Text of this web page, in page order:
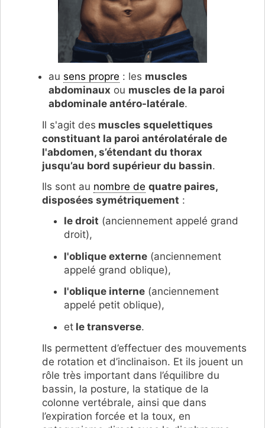
au sens propre : les muscles
abdominaux ou muscles de la paroi
abdominale antéro-latérale.
Il s'agit des muscles squelettiques
constituant la paroi antérolatérale de
l'abdomen, s’étendant du thorax
jusqu’au bord supérieur du bassin.
Ils sont au nombre de quatre paires,
disposées symétriquement :
le droit (anciennement appelé grand
droit),
l'oblique externe(anciennement
appelé grand oblique),
l'oblique interne(anciennement
appelé petit oblique),
etle transverse.
Ils permettent d’effectuer des mouvements
de rotation et d’inclinaison. Et ils jouent un
rôle très important dans l’équilibre du
bassin, la posture, la statique de la
colonne vertébrale, ainsi que dans
l’expiration forcée et la toux, en